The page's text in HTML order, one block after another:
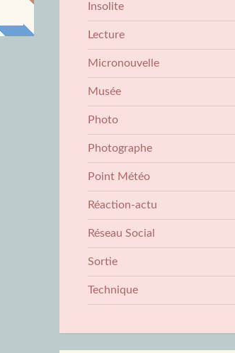
Insolite
Lecture
Micronouvelle
Musée
Photo
Photographe
Point Météo
Réaction-actu
Réseau Social
Sortie
Technique